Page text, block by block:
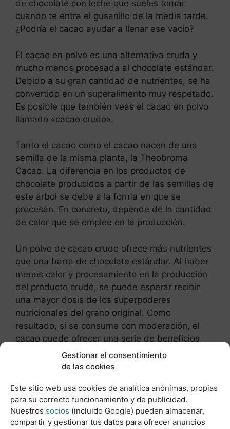
Gestionar el consentimiento
de las cookies
Este sitio web usa cookies de analítica anónimas, propias
para su correcto funcionamiento y de publicidad.
Nuestros socios (incluido Google) pueden almacenar,
compartir y gestionar tus datos para ofrecer anuncios
de chocolate con leche que sueles tomar
cuando te entra el gusanillo de la media tarde.
¿Podría el cacao ayudar a llenar ese vacío?
El cacao en polvo es una alternativa cruda y
mucho menos procesada al chocolate estándar.
Debido a su gran cantidad de nutrientes, se ha
convertido en un superalimento muy respetado.
Es posible que también veas el cacao en polvo
llamado «cacao crudo».
Tanto el cacao como el cacao nacen de una
semilla de la misma planta, la Theobroma
Cacao. La diferencia en los productos de
chocolate producidos a partir de las semillas de
este árbol se debe a la forma en que se
procesan. En concreto, depende de la cantidad
de calor que se emplee en la producción.
Un polvo de cacao crudo ofrece más nutrientes
que una barra de chocolate estándar. Al haber
menos calor y procesamiento en la producción
del producto crudo, se puede esperar recibir
una mayor dosis de los superpoderes
nutricionales del grano original. Como
resultado, si se consume con moderación, el
cacao puede ofrecer una serie de beneficios
para la salud.